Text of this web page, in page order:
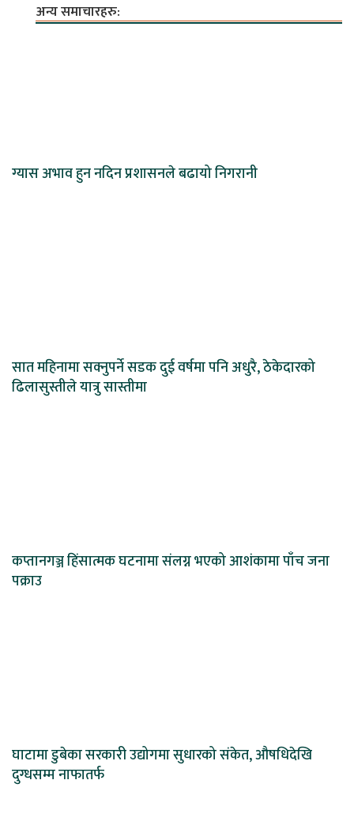
अन्य समाचारहरु:
ग्यास अभाव हुन नदिन प्रशासनले बढायो निगरानी
सात महिनामा सक्नुपर्ने सडक दुई वर्षमा पनि अधुरै, ठेकेदारको
ढिलासुस्तीले यात्रु सास्तीमा
कप्तानगञ्ज हिंसात्मक घटनामा संलग्न भएको आशंकामा पाँच जना
पक्राउ
घाटामा डुबेका सरकारी उद्योगमा सुधारको संकेत, औषधिदेखि
दुग्धसम्म नाफातर्फ